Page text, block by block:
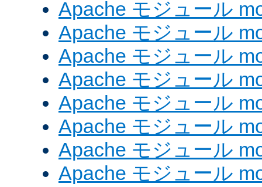
Apache モジュール
Apache モジュール
Apache モジュール
Apache モジュール
Apache モジュール
Apache モジュール
Apache モジュール
Apache モジュール